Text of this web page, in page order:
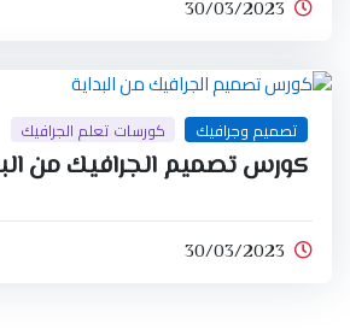
30/03/2023
تصميم وجرافيك كورسات تعلم الجرافيك
كورس تصميم الجرافيك من
30/03/2023